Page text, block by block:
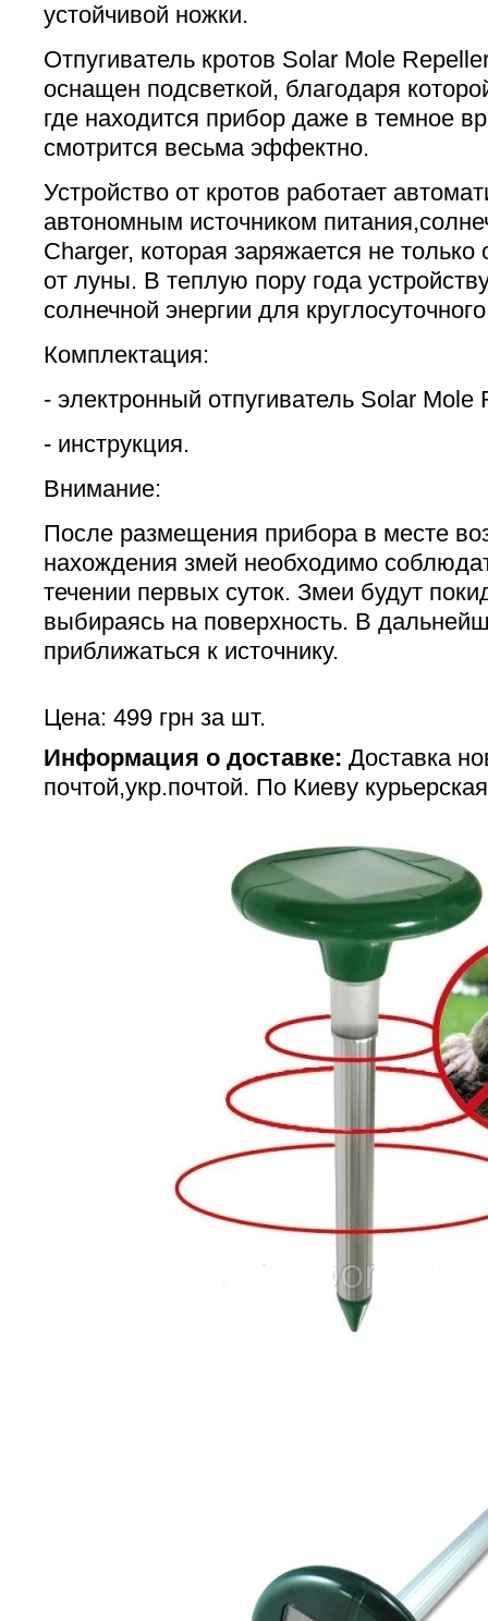
устойчивой ножки.
Отпугиватель кротов Solar Mole
оснащен подсветкой, благодаря
где находится прибор даже в темное
смотрится весьма эффектно.
Устройство от кротов работает
автономным источником
Charger, которая заряжается не
от луны. В теплую пору года
солнечной энергии для
Комплектация:
- электронный отпугиватель Solar Mole
- инструкция.
Внимание:
После размещения прибора в месте
нахождения змей необходимо
течении первых суток. Змеи будут
выбираясь на поверхность. В
приближаться к источнику.
Цена: 499 грн за шт.
Информация о доставке: Доставка
почтой,укр.почтой. По Киеву